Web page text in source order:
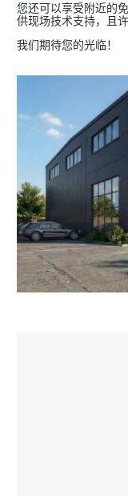
您还可以享受附近的
供现场技术支持，且
我们期待您的光临！